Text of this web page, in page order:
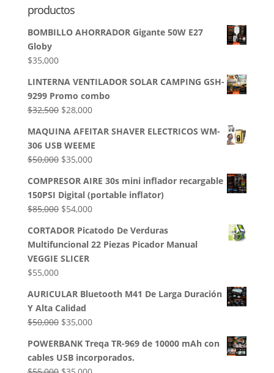
era:
$49,800.$25,000.
productos
BOMBILLO AHORRADOR Gigante 50W E27
Globy
$35,000
LINTERNA VENTILADOR SOLAR CAMPING GSH-
9299 Promo combo
$32,500 El
original
era:
$32,500.
$28,000El
actual
es:
$28,000.
MAQUINA AFEITAR SHAVER ELECTRICOS WM-
306 USB WEEME
$50,000 El
original
era:
$50,000.
$35,000El
actual
es:
$35,000.
COMPRESOR AIRE 30s mini inflador recargable
150PSI Digital (portable inflator)
$85,000 El
original
era:
$85,000.
$54,000El
actual
es:
CORTADOR Picatodo De Verduras
Multifuncional 22 Piezas Picador Manual
VEGGIE SLICER
$55,000
AURICULAR Bluetooth M41 De Larga Duración
Y Alta Calidad
$50,000 El
original
era:
$35,000El
actual
es:
POWERBANK Treqa TR-969 de 10000 mAh con
cables USB incorporados.
El
El